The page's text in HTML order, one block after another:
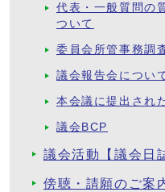
代表・一般質問の
ついて
委員会所管事務調
議会報告会につい
本会議に提出され
議会BCP
議会活動【議会日
傍聴・請願のご案